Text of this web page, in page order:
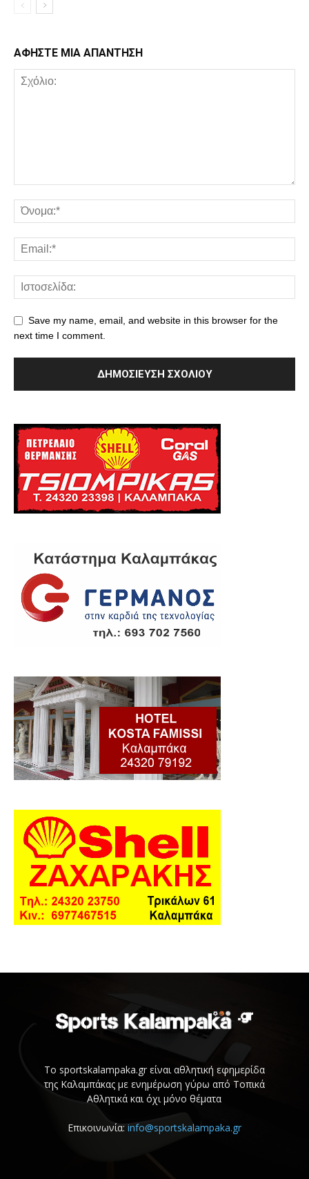
ΑΦΗΣΤΕ ΜΙΑ ΑΠΑΝΤΗΣΗ
Save my name, email, and website in this browser for the
next time I comment.
Το sportskalampaka.gr είναι αθλητική εφημερίδα
της Καλαμπάκας με ενημέρωση γύρω από Τοπικά
Αθλητικά και όχι μόνο θέματα
Επικοινωνία: info@sportskalampaka.gr